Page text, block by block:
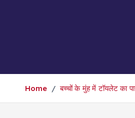
Home बच्चों के मुंह में टॉयलेट का